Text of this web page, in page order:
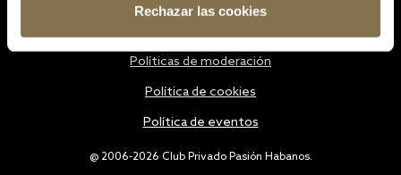
Rechazar las cookies
@ 2006-2026 Club Privado Pasión Habanos.
Políticas de moderación
Política de cookies
Política de eventos